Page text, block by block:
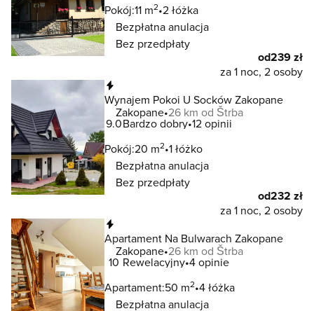
Pokój:11 m2 2 łóżka
Bezpłatna anulacja
Bez przedpłaty
od239 zł
za 1 noc, 2 osoby
Wynajem Pokoi U Socków Zakopane
Zakopane 26 km od Štrba
9.0Bardzo dobry 12 opinii
Pokój:20 m2 1 łóżko
Bezpłatna anulacja
Bez przedpłaty
od232 zł
za 1 noc, 2 osoby
Apartament Na Bulwarach Zakopane
Zakopane 26 km od Štrba
10 Rewelacyjny 4 opinie
Apartament:50 m2 4 łóżka
Bezpłatna anulacja